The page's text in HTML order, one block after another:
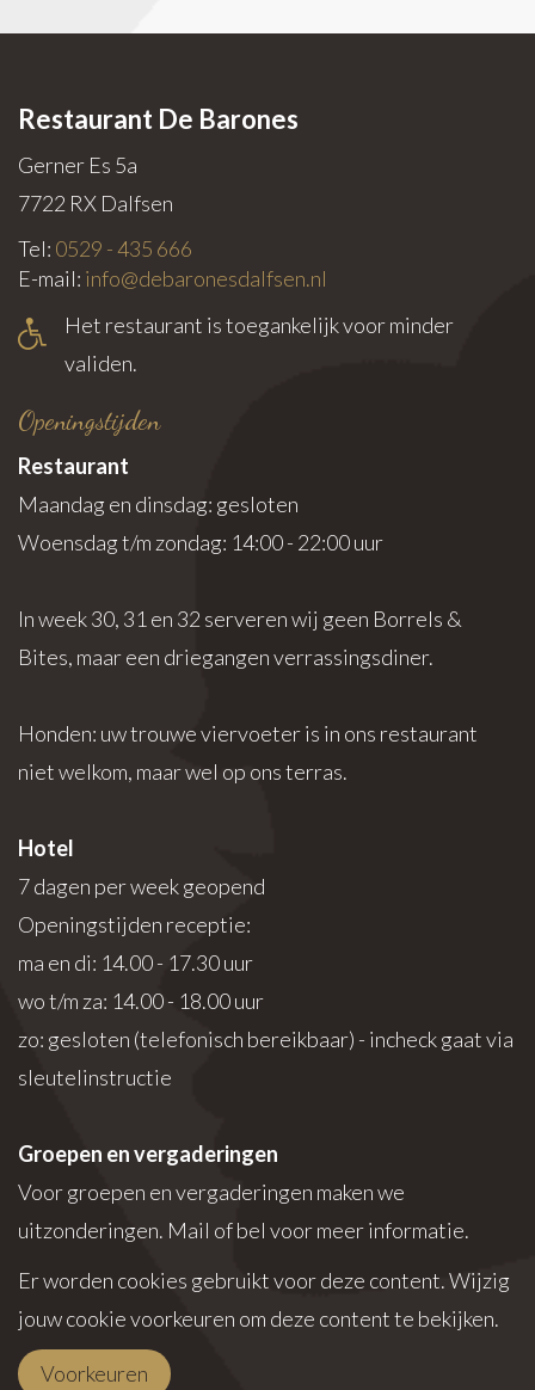
Restaurant De Barones
Gerner Es 5a
7722 RX Dalfsen
Tel: 0529 - 435 666
E-mail: info@debaronesdalfsen.nl
Het restaurant is toegankelijk voor minder
validen.
Openingstijden
Restaurant
Maandag en dinsdag: gesloten
Woensdag t/m zondag: 14:00 - 22:00 uur
In week 30, 31 en 32 serveren wij geen Borrels &
Bites, maar een driegangen verrassingsdiner.
Honden: uw trouwe viervoeter is in ons restaurant
niet welkom, maar wel op ons terras.
Hotel
7 dagen per week geopend
Openingstijden receptie:
ma en di: 14.00 - 17.30 uur
wo t/m za: 14.00 - 18.00 uur
zo: gesloten (telefonisch bereikbaar) - incheck gaat via
sleutelinstructie
Groepen en vergaderingen
Voor groepen en vergaderingen maken we
uitzonderingen. Mail of bel voor meer informatie.
Er worden cookies gebruikt voor deze content. Wijzig
jouw cookie voorkeuren om deze content te bekijken.
Voorkeuren